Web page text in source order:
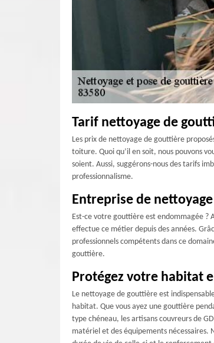
Tarif nettoyage de
Les prix de nettoyage de gouttière
toiture. Quoi qu’il en soit, nous pouvons
soient. Aussi, suggérons-nous des tarifs
professionnalisme.
Entreprise de
Est-ce votre gouttière est endommagée ?
effectue ce métier depuis des années.
professionnels compétents dans ce
gouttière.
Protégez votre habitat
Le nettoyage de gouttière est
habitat. Que vous ayez une gouttière
type chéneau, les artisans couvreurs de
matériel et des équipements